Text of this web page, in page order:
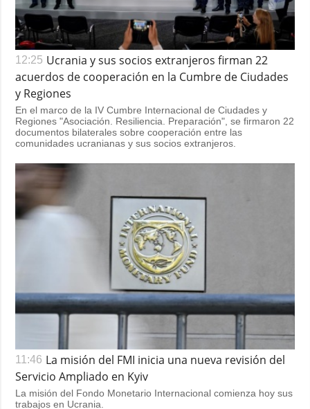
12:25 Ucrania y sus socios extranjeros firman 22
acuerdos de cooperación en la Cumbre de Ciudades
y Regiones
En el marco de la IV Cumbre Internacional de Ciudades y
Regiones "Asociación. Resiliencia. Preparación", se firmaron 22
documentos bilaterales sobre cooperación entre las
comunidades ucranianas y sus socios extranjeros.
11:46 La misión del FMI inicia una nueva revisión del
Servicio Ampliado en Kyiv
La misión del Fondo Monetario Internacional comienza hoy sus
trabajos en Ucrania.